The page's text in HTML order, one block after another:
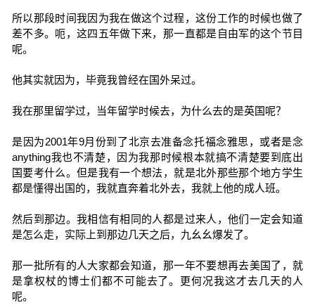
所以那段时间我因为我在做这个过程，这份工作的时候也做了
差不多。呃，这四五年做下来，那一直都是自由军的这个节目
呢。
他其实就因为，毕竟我曾经在国外呆过。
我在那里留学过，当年留学时候去，为什么去的是英国呢？
是因为2001年9月份到了北京去准备念托福念雅思，或者是念
anything我也不清楚，因为我那时候根本就搞不清楚要到底出
国要考什么。但是我有一个想法，就是北外那些那个地方学生
都是懂得出国的，我就直奔着北外去，我就上他的成人班。
然后到那边。我相信有相同的人都是过来人，他们一定会知道
是怎么走，实际上到那边几天之后，九幺幺爆发了。
那一批所有的人大家都会知道，那一年不要想再去美国了，就
是拿权杖的博士们都不可能去了。更何况我这才去几天的人
呢。